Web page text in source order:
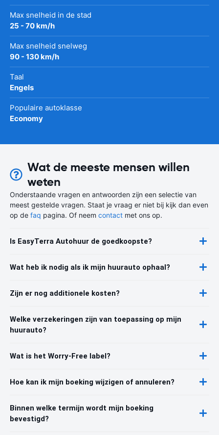
Max snelheid in de stad
25 - 70 km/h
Max snelheid snelweg
90 - 130 km/h
Taal
Engels
Populaire autoklasse
Economy
Wat de meeste mensen willen
weten
Onderstaande vragen en antwoorden zijn een selectie van
meest gestelde vragen. Staat je vraag er niet bij kijk dan even
op de faq pagina. Of neem contact met ons op.
Is EasyTerra Autohuur de goedkoopste?
Wat heb ik nodig als ik mijn huurauto ophaal?
Zijn er nog additionele kosten?
Welke verzekeringen zijn van toepassing op mijn
huurauto?
Wat is het Worry-Free label?
Hoe kan ik mijn boeking wijzigen of annuleren?
Binnen welke termijn wordt mijn boeking
bevestigd?